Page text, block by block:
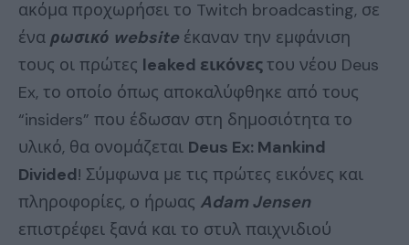
ακόμα προχωρήσει το Twitch broadcasting, σε
ένα ρωσικό website έκαναν την εμφάνιση
τους οι πρώτες leaked εικόνεςτου νέου Deus
Ex, το οποίο όπως αποκαλύφθηκε από τους
“insiders” που έδωσαν στη δημοσιότητα το
υλικό, θα ονομάζεται Deus Ex: Mankind
Divided! Σύμφωνα με τις πρώτες εικόνες και
πληροφορίες, ο ήρωας Adam Jensen
επιστρέφει ξανά και το στυλ παιχνιδιού